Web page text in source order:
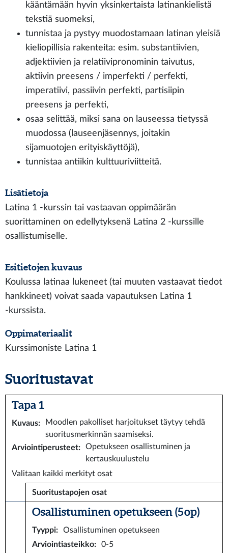
kääntämään hyvin yksinkertaista latinankielistä
tekstiä suomeksi,
tunnistaa ja pystyy muodostamaan latinan yleisiä
kieliopillisia rakenteita: esim. substantiivien,
adjektiivien ja relatiivipronominin taivutus,
aktiivin preesens / imperfekti / perfekti,
imperatiivi, passiivin perfekti, partisiipin
preesens ja perfekti,
osaa selittää, miksi sana on lauseessa tietyssä
muodossa (lauseenjäsennys, joitakin
sijamuotojen erityiskäyttöjä),
tunnistaa antiikin kulttuuriviitteitä.
Lisätietoja
Latina 1 -kurssin tai vastaavan oppimäärän
suorittaminen on edellytyksenä Latina 2 -kurssille
osallistumiselle.
Esitietojen kuvaus
Koulussa latinaa lukeneet (tai muuten vastaavat tiedot
hankkineet) voivat saada vapautuksen Latina 1
‑kurssista.
Oppimateriaalit
Kurssimoniste Latina 1
Suoritustavat
Tapa 1
Kuvaus:
Moodlen pakolliset harjoitukset täytyy tehdä
suoritusmerkinnän saamiseksi.
Arviointiperusteet:
Opetukseen osallistuminen ja
kertauskuulustelu
Valitaan kaikki merkityt osat
Suoritustapojen osat
Osallistuminen opetukseen (5 op)
Tyyppi:
Osallistuminen opetukseen
Arviointiasteikko: 0-5